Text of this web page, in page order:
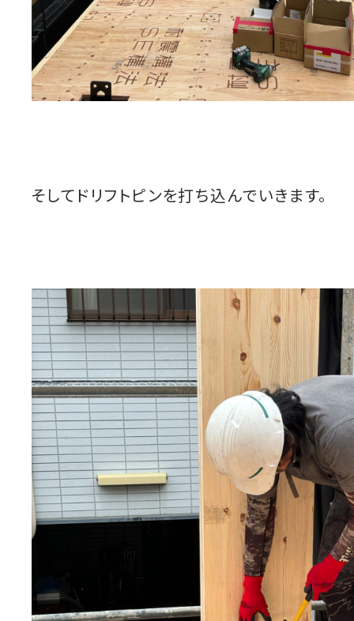
そしてドリフトピンを打ち込んでいきます。